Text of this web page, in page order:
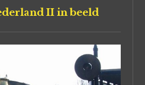
II in beeld